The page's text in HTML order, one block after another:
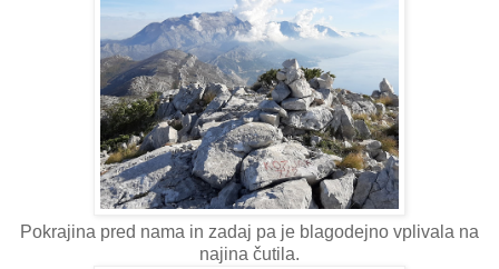
Pokrajina pred nama in zadaj pa je blagodejno vplivala na
najina čutila.